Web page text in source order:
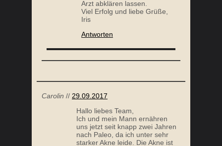
Arzt abklären lassen.
Viel Erfolg und liebe Grüße,
Iris
Antworten
Carolin // 29.09.2017
Hallo liebes Team,
Ich und mein Mann ernähren
uns jetzt seit knapp zwei Jahren
nach Paleo, da ich unter sehr
starker Akne leide. Die Akne ist